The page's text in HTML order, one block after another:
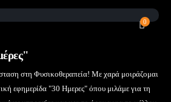
0
στη Φυσικοθεραπεία! Με χαρά μοιράζομαι
εφημερίδα "30 Ημερες" όπου μιλάμε για τη